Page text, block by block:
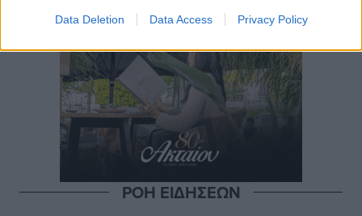
Data Deletion Data Access Privacy Policy
ΡΟΗ ΕΙΔΗΣΕΩΝ